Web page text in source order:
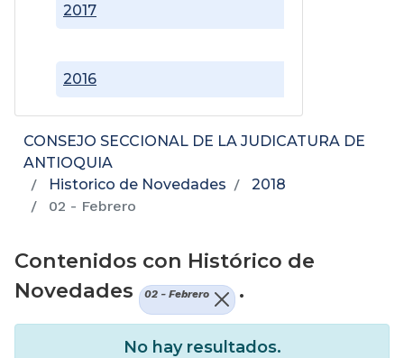
2016
2017
CONSEJO SECCIONAL DE LA JUDICATURA DE
ANTIOQUIA
Historico de Novedades
2018
02 - Febrero
Contenidos con Histórico de
Novedades
02 - Febrero .
No hay resultados.